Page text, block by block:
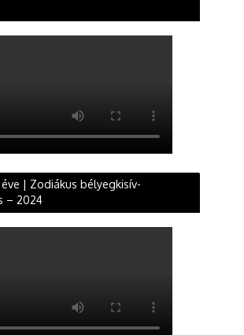
| Zodiákus bélyegkisív-
– 2024